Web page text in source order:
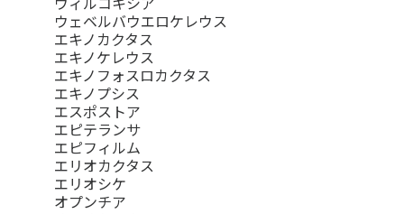
ウェベルバウエロケレウス
エキノカクタス
エキノケレウス
エキノフォスロカクタス
エキノプシス
エスポストア
エピテランサ
エピフィルム
エリオカクタス
エリオシケ
オプンチア